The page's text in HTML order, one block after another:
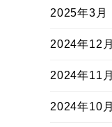
2025年3月
2024年12月
2024年11月
2024年10月